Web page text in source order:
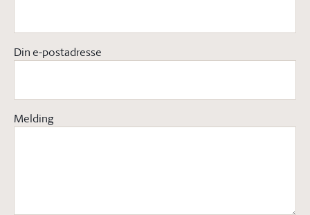
Din e-postadresse
Melding